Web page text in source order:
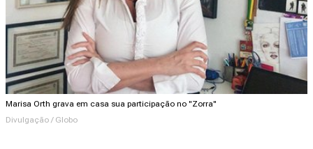
Marisa Orth grava em casa sua participação no "Zorra"
Divulgação / Globo